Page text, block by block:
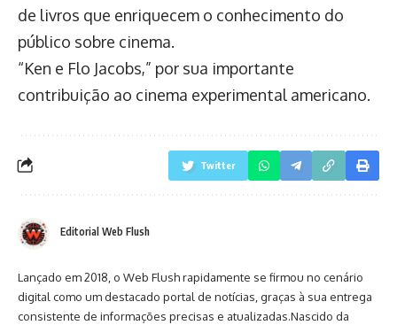
de livros que enriquecem o conhecimento do
público sobre cinema.
“Ken e Flo Jacobs,” por sua importante
contribuição ao cinema experimental americano.
Twitter
Editorial Web Flush
Lançado em 2018, o Web Flush rapidamente se firmou no cenário
digital como um destacado portal de notícias, graças à sua entrega
consistente de informações precisas e atualizadas.Nascido da